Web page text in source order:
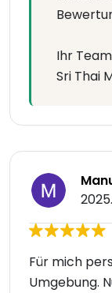
Ihr Team
Sri Thai
Für mich
Umgebung.